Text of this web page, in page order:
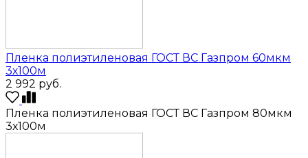
Пленка полиэтиленовая ГОСТ ВС Газпром 60мкм
3х100м
2 992 руб.
Пленка полиэтиленовая ГОСТ ВС Газпром 80мкм
3х100м